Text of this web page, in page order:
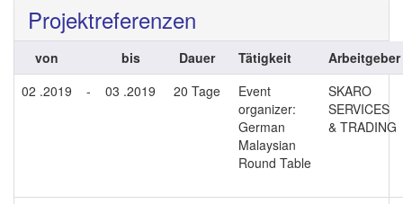
Projektreferenzen
von bis Dauer Tätigkeit
Arbeitgeber
02 .2019
- 03 .2019 20 Tage
Event
organizer:
German
Malaysian
Round Table
SKARO
SERVICES
& TRADING